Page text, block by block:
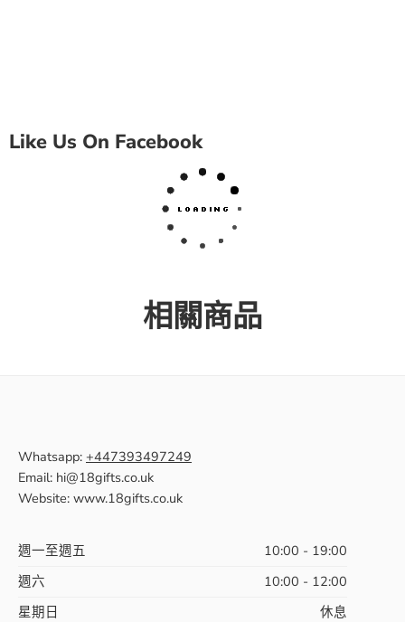
Like Us On Facebook
相關商品
Whatsapp: +447393497249
Email: hi@18gifts.co.uk
Website: www.18gifts.co.uk
週一至週五
10:00 - 19:00
週六
10:00 - 12:00
星期日
休息